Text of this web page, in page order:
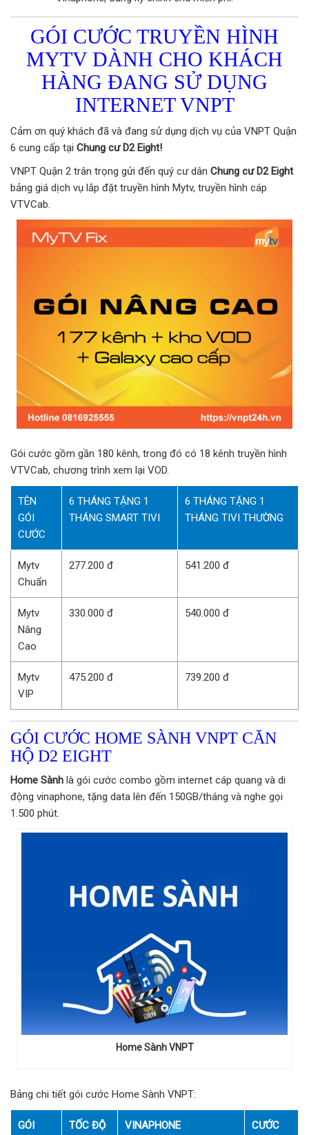
GÓI CƯỚC TRUYỀN HÌNH
MYTV DÀNH CHO KHÁCH
HÀNG ĐANG SỬ DỤNG
INTERNET VNPT
Cảm ơn quý khách đã và đang sử dụng dịch vụ của VNPT Quận
6 cung cấp tại Chung cư D2 Eight!
VNPT Quận 2 trân trọng gửi đến quý cư dân Chung cư D2 Eight
bảng giá dịch vụ lắp đặt truyền hình Mytv, truyền hình cáp
VTVCab.
Gói cước gồm gần 180 kênh, trong đó có 18 kênh truyền hình
VTVCab, chương trình xem lại VOD.
TÊN
GÓI
CƯỚC
6 THÁNG TẶNG 1
THÁNG SMART TIVI
6 THÁNG TẶNG 1
THÁNG TIVI THƯỜNG
Mytv
Chuẩn
277.200 đ 541.200 đ
Mytv
Nâng
Cao
330.000 đ 540.000 đ
Mytv
VIP
475.200 đ 739.200 đ
GÓI CƯỚC HOME SÀNH VNPT CĂN
HỘ D2 EIGHT
Home Sành là gói cước combo gồm internet cáp quang và di
động vinaphone, tặng data lên đến 150GB/tháng và nghe gọi
1.500 phút.
Home Sành VNPT
Bảng chi tiết gói cước Home Sành VNPT:
GÓI
TỐC ĐỘ
VINAPHONE
CƯỚC